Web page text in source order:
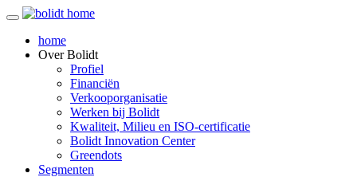
home
OverBolidt
Profiel
Financiën
Verkooporganisatie
Werken bij Bolidt
Kwaliteit, Milieu en ISO-certificatie
Bolidt Innovation Center
Greendots
Segmenten